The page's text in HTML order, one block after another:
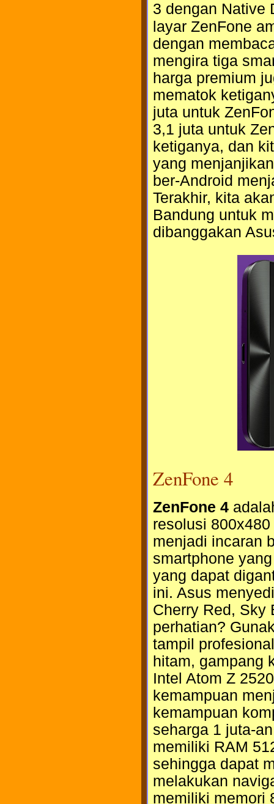
3 dengan Native
layar ZenFone
dengan
mengira tiga
harga premium
mematok
juta untuk
3,1 juta untuk
ketiganya, dan
yang
ber-Android
Terakhir, kita
Bandung untuk
dibanggakan
ZenFone 4
ZenFone 4
resolusi
menjadi incaran
smartphone
yang dapat
ini. Asus
Cherry Red, Sky
perhatian?
tampil
hitam, gampang
Intel Atom Z
kemampuan
kemampuan
seharga 1 juta-
memiliki RAM
sehingga dapat
melakukan
memiliki memori